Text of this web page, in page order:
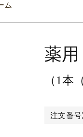
ム
薬
（1本
注文番号